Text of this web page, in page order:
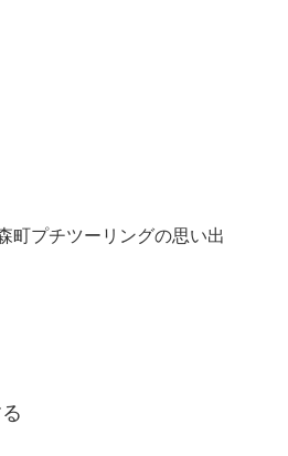
プチツーリングの思い出